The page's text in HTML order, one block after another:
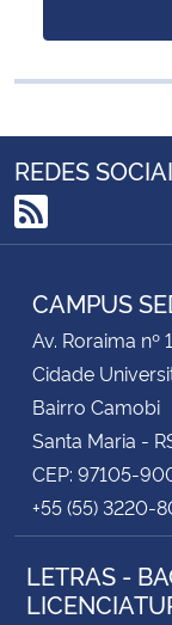
REDES
RSS
CAMPUS
Av. Roraima nº
Cidade
Bairro Camobi
Santa Maria -
CEP: 97105-
+55 (55) 3220-
LETRAS -